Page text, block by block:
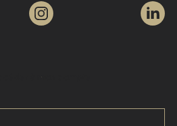
Accéder à mon compte